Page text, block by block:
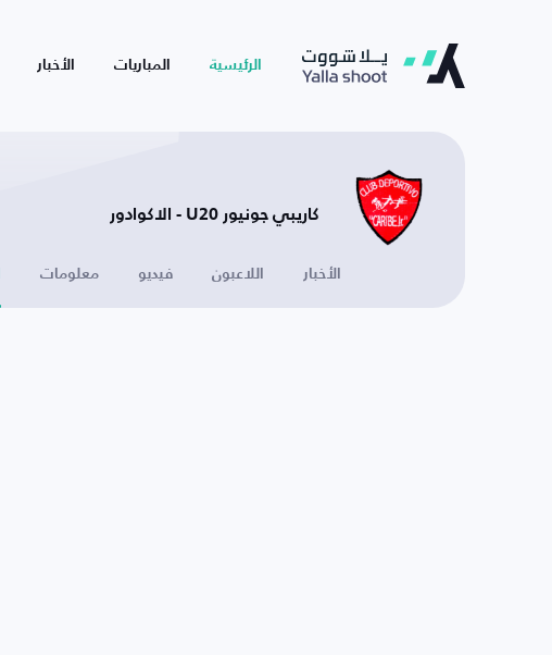
الرئيسية المباريات الأخبار
كاريبي جونيور U20 - الاكوادور
الأخبار اللاعبون فيديو معلومات